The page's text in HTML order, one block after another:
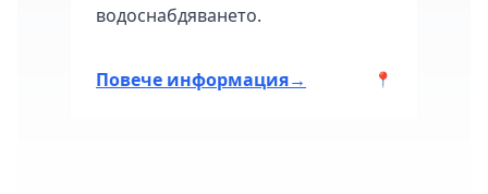
водоснабдяването.
Повече информация→ 📍